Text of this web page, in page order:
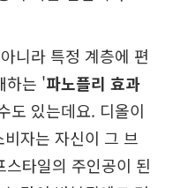
니라 특정 계층에 편
하는 '파노플리 효과
있는데요. 디올이
자는 자신이 그 브
타일의 주인공이 된